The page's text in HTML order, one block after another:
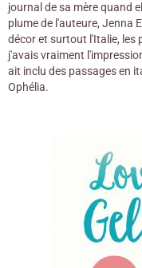
journal de sa mère quand
plume de l'auteure, Jenna
décor et surtout l'Italie, les
j'avais vraiment
ait inclu des passages en
Ophélia.